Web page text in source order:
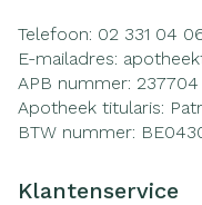
Telefoon: 02 331 04
E-mailadres:
APB nummer: 237704
Apotheek titularis:
BTW nummer:
Klantenservice